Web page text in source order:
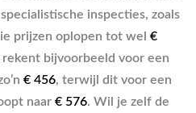
inspecties, zoals
prijzen oplopen tot wel €
rekent bijvoorbeeld voor een
€ 456, terwijl dit voor een
naar € 576. Wil je zelf de